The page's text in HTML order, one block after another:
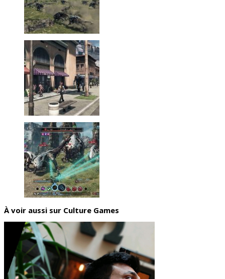
À voir aussi sur Culture Games